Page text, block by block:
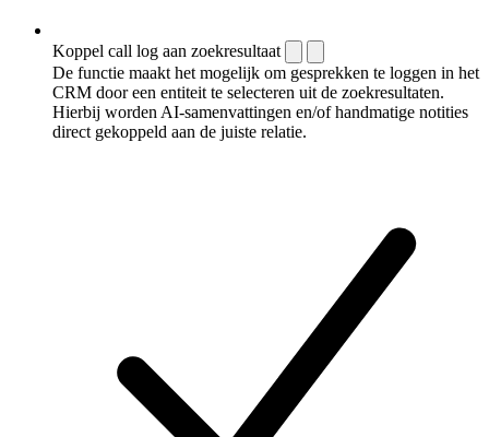
Koppel call log aan zoekresultaat
De functie maakt het mogelijk om gesprekken te loggen in het
CRM door een entiteit te selecteren uit de zoekresultaten.
Hierbij worden AI-samenvattingen en/of handmatige notities
direct gekoppeld aan de juiste relatie.